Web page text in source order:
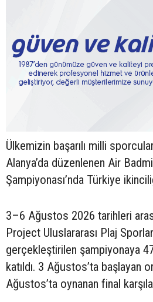
Ülkemizin başarılı milli
Alanya’da düzenlenen Air
Şampiyonası’nda Türkiye
3–6 Ağustos 2026 tarihleri
Project Uluslararası Plaj
gerçekleştirilen şampiyonaya
katıldı. 3 Ağustos’ta başlayan
Ağustos’ta oynanan final